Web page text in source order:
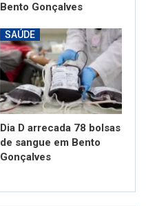
Bento Gonçalves
SAÚDE
Dia D arrecada 78 bolsas
de sangue em Bento
Gonçalves